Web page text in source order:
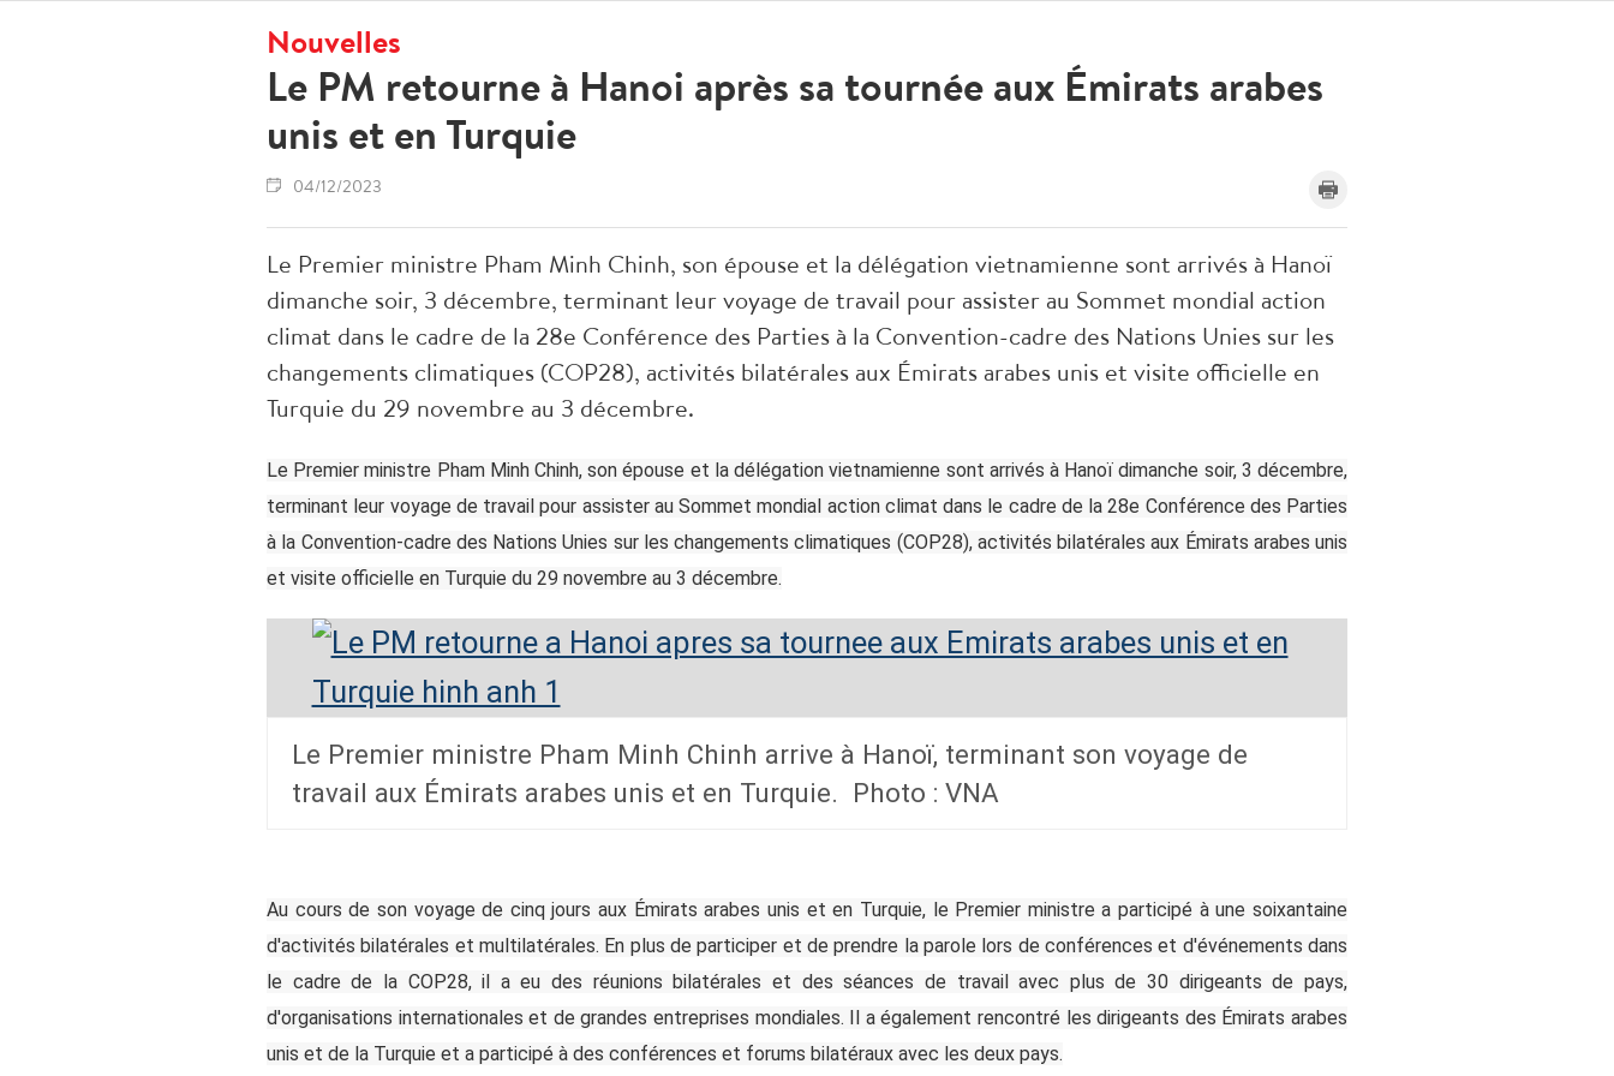
Nouvelles
Le PM retourne à Hanoi après sa tournée aux Émirats arabes
unis et en Turquie
04/12/2023
Le Premier ministre Pham Minh Chinh, son épouse et la délégation vietnamienne sont arrivés à Hanoï
dimanche soir, 3 décembre, terminant leur voyage de travail pour assister au Sommet mondial action
climat dans le cadre de la 28e Conférence des Parties à la Convention-cadre des Nations Unies sur les
changements climatiques (COP28), activités bilatérales aux Émirats arabes unis et visite officielle en
Turquie du 29 novembre au 3 décembre.
Le Premier ministre Pham Minh Chinh, son épouse et la délégation vietnamienne sont arrivés à Hanoï dimanche soir, 3 décembre,
terminant leur voyage de travail pour assister au Sommet mondial action climat dans le cadre de la 28e Conférence des Parties
à la Convention-cadre des Nations Unies sur les changements climatiques (COP28), activités bilatérales aux Émirats arabes unis
et visite officielle en Turquie du 29 novembre au 3 décembre.
Le Premier ministre Pham Minh Chinh arrive à Hanoï, terminant son voyage de
travail aux Émirats arabes unis et en Turquie. Photo : VNA
Au cours de son voyage de cinq jours aux Émirats arabes unis et en Turquie, le Premier ministre a participé à une soixantaine
d'activités bilatérales et multilatérales. En plus de participer et de prendre la parole lors de conférences et d'événements dans
le cadre de la COP28, il a eu des réunions bilatérales et des séances de travail avec plus de 30 dirigeants de pays,
d'organisations internationales et de grandes entreprises mondiales. Il a également rencontré les dirigeants des Émirats arabes
unis et de la Turquie et a participé à des conférences et forums bilatéraux avec les deux pays.